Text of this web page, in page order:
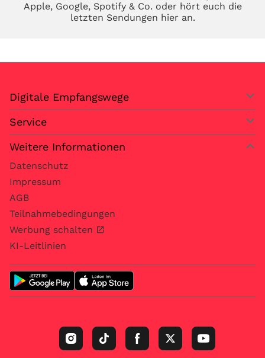
Apple, Google, Spotify & Co. oder hört euch die
letzten Sendungen hier an.
Digitale Empfangswege
Service
Weitere Informationen
Datenschutz
Impressum
AGB
Teilnahmebedingungen
Werbung schalten
KI-Leitlinien